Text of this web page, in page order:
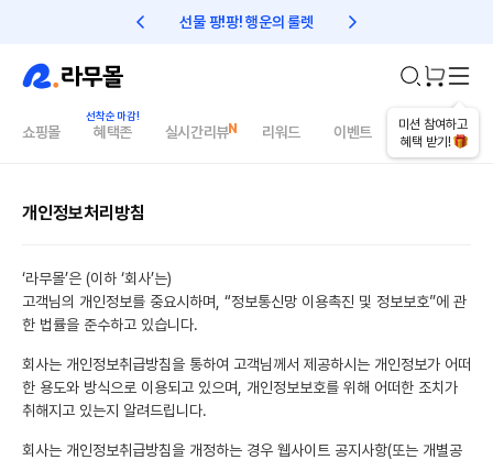
선물 팡!팡! 행운의 룰렛 친구초대 1만원 리워드!
미션 참여하고
혜택 받기!
쇼핑몰 혜택존 실시간리뷰 리워드 이벤트 건강매거진
개인정보처리방침
‘라무몰’은 (이하 ‘회사’는)
고객님의 개인정보를 중요시하며, “정보통신망 이용촉진 및 정보보호”에 관
한 법률을 준수하고 있습니다.
회사는 개인정보취급방침을 통하여 고객님께서 제공하시는 개인정보가 어떠
한 용도와 방식으로 이용되고 있으며, 개인정보보호를 위해 어떠한 조치가
취해지고 있는지 알려드립니다.
회사는 개인정보취급방침을 개정하는 경우 웹사이트 공지사항(또는 개별공